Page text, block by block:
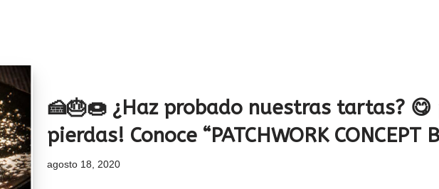
🍰🎂🍩 ¿Haz probado nuestras tartas? 😋
pierdas! Conoce “PATCHWORK CONCEPT
agosto 18, 2020